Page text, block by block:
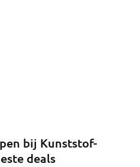
bij Kunststof-
deals